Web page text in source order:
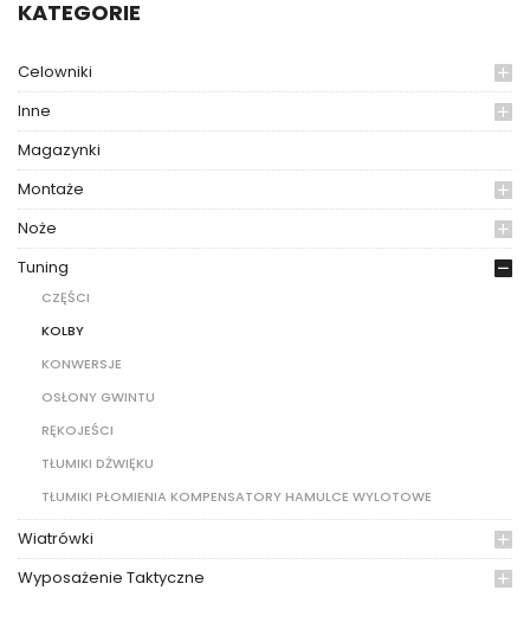
KATEGORIE
Celowniki
Inne
Magazynki
Montaże
Noże
Tuning
CZĘŚCI
KOLBY
KONWERSJE
OSŁONY GWINTU
RĘKOJEŚCI
TŁUMIKI DŻWIĘKU
TŁUMIKI PŁOMIENIA KOMPENSATORY HAMULCE WYLOTOWE
Wiatrówki
Wyposażenie Taktyczne